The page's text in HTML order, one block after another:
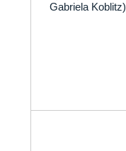
Gabriela Koblitz)